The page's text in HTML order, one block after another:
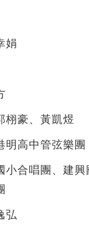
娟
栩豪、黃凱煜
明高中管弦樂團
小合唱團、建興
弘